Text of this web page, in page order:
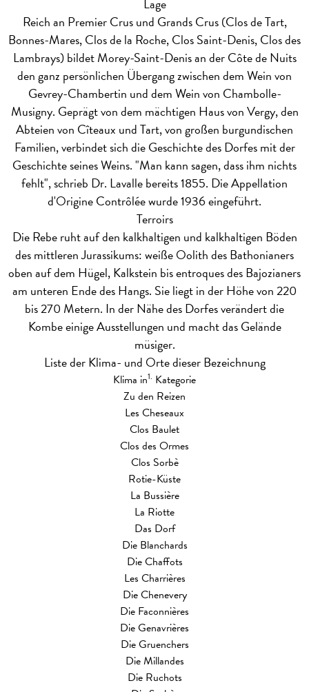
Lage
Reich an Premier Crus und Grands Crus (Clos de Tart,
Bonnes-Mares, Clos de la Roche, Clos Saint-Denis, Clos des
Lambrays) bildet Morey-Saint-Denis an der Côte de Nuits
den ganz persönlichen Übergang zwischen dem Wein von
Gevrey-Chambertin und dem Wein von Chambolle-
Musigny. Geprägt von dem mächtigen Haus von Vergy, den
Abteien von Cîteaux und Tart, von großen burgundischen
Familien, verbindet sich die Geschichte des Dorfes mit der
Geschichte seines Weins. "Man kann sagen, dass ihm nichts
fehlt", schrieb Dr. Lavalle bereits 1855. Die Appellation
d'Origine Contrôlée wurde 1936 eingeführt.
Terroirs
Die Rebe ruht auf den kalkhaltigen und kalkhaltigen Böden
des mittleren Jurassikums: weiße Oolith des Bathonianers
oben auf dem Hügel, Kalkstein bis entroques des Bajozianers
am unteren Ende des Hangs. Sie liegt in der Höhe von 220
bis 270 Metern. In der Nähe des Dorfes verändert die
Kombe einige Ausstellungen und macht das Gelände
müsiger.
Liste der Klima- und Orte dieser Bezeichnung
Klima in1. Kategorie
Zu den Reizen
Les Cheseaux
Clos Baulet
Clos des Ormes
Clos Sorbè
Rotie-Küste
La Bussière
La Riotte
Das Dorf
Die Blanchards
Die Chaffots
Les Charrières
Die Chenevery
Die Faconnières
Die Genavrières
Die Gruenchers
Die Millandes
Die Ruchots